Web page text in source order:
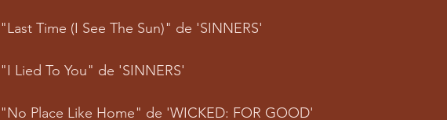
"Last Time (I See The Sun)" de 'SINNERS'
"I Lied To You" de 'SINNERS'
"No Place Like Home" de 'WICKED: FOR GOOD'